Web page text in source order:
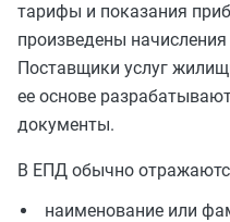
тарифы и показания
произведены
Поставщики услуг
ее основе
документы.
В ЕПД обычно
наименование или